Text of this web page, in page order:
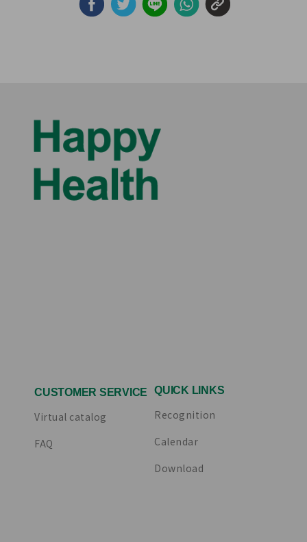
CUSTOMER SERVICE
Virtual catalog
FAQ
QUICK LINKS
Recognition
Calendar
Download